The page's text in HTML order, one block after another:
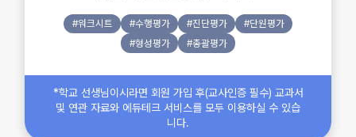
#워크시트 #수행평가 #진단평가
#단원평가
#형성평가
#총괄평가
*학교 선생님이시라면 회원 가입 후(교사인증 필수) 교과서
및 연관 자료와 에듀테크 서비스를 모두 이용하실 수 있습
니다.